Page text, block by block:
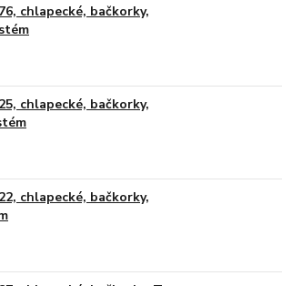
chlapecké, bačkorky,
chlapecké, bačkorky,
chlapecké, bačkorky,